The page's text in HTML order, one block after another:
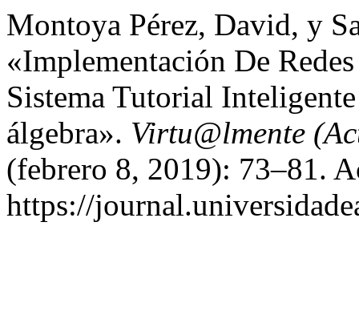
Montoya Pérez, David, y
«Implementación De
Sistema Tutorial
álgebra». Virtu@lmente
(febrero 8, 2019): 73–81.
https://